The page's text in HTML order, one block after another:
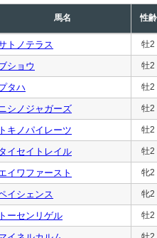
馬名 性齢
トノテラス 牡2
ショウ 牡2
タハ 牡2
ニシノジャガーズ 牡2
トキノパイレーツ 牡2
イセイトレイル 牡2
イワファースト 牝2
イシェンス 牝2
トーセンリゲル 牡2